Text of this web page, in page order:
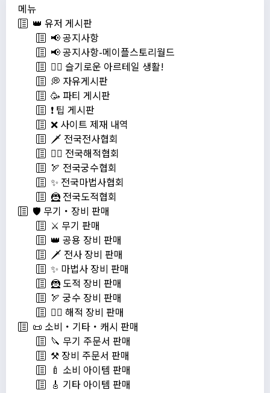
메뉴
👑 유저 게시판
📢 공지사항
📢 공지사항-메이플스토리월드
💁‍♂ 슬기로운 아르테일 생활!
💭 자유게시판
🥳 파티 게시판
❗️ 팁 게시판
❌ 사이트 제재 내역
🗡️ 전국전사협회
🏴‍☠️ 전국해적협회
🏹 전국궁수협회
✨ 전국마법사협회
🦹 전국도적협회
🛡️ 무기・장비 판매
⚔️ 무기 판매
👑 공용 장비 판매
🗡️ 전사 장비 판매
✨ 마법사 장비 판매
🦹 도적 장비 판매
🏹 궁수 장비 판매
🏴‍☠️ 해적 장비 판매
📜 소비・기타・캐시 판매
🔪 무기 주문서 판매
⚒️ 장비 주문서 판매
🍼 소비 아이템 판매
🎸 기타 아이템 판매